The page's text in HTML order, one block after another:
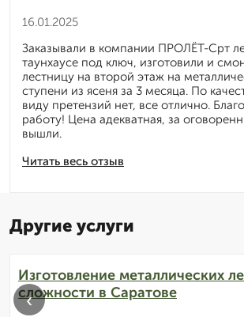
16.01.2025
Читать весь отзыв
Заказывали в компании ПРОЛЁТ-Срт
таунхаусе под ключ, изготовили и
лестницу на второй этаж на
ступени из ясеня за 3 месяца. По
виду претензий нет, все отлично.
работу! Цена адекватная, за
вышли.
Другие услуги
Изготовление металлических
сложности в Саратове
‹